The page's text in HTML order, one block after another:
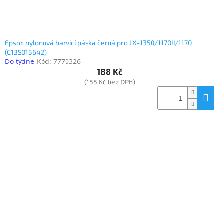
Epson nylonová barvicí páska černá pro LX-1350/1170II/1170
(C13S015642)
Do týdne Kód: 7770326
188 Kč
(155 Kč bez DPH)